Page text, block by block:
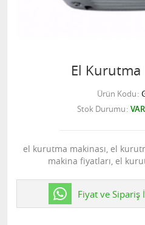
El
Ürün Kodu
Stok Durumu
el kurutma makinası, el
makina fiyatları, el
Fiyat ve Sipariş